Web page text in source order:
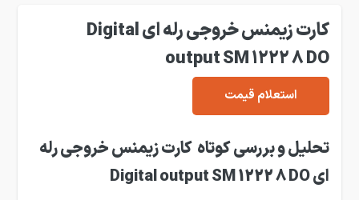
کارت زیمنس خروجی رله ای Digital
output SM 1222 8 DO
استعلام قیمت
تحلیل و بررسی کوتاه کارت زیمنس خروجی رله
ای Digital output SM 1222 8 DO